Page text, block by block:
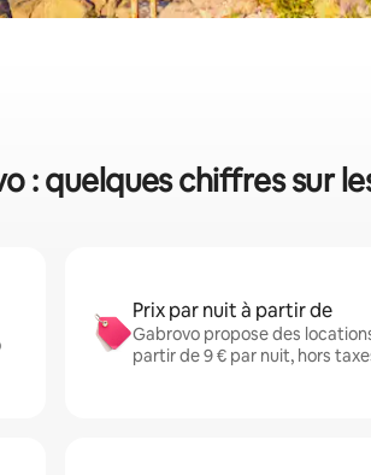
: quelques chiffres sur
Prix par nuit à partir de
Gabrovo propose des
partir de 9 € par nuit, hors